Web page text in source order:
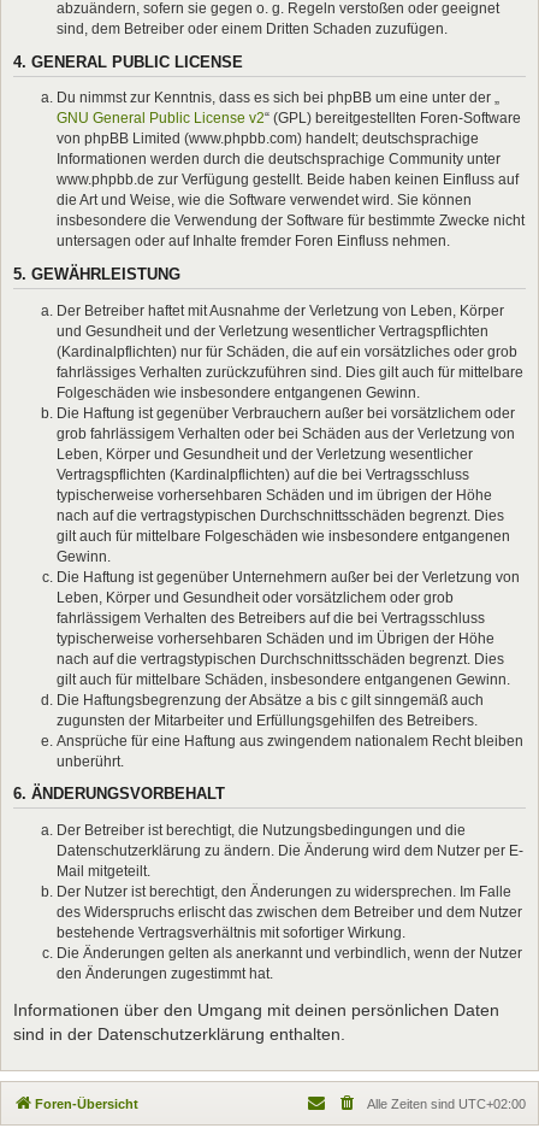
abzuändern, sofern sie gegen o. g. Regeln verstoßen oder geeignet
sind, dem Betreiber oder einem Dritten Schaden zuzufügen.
4. GENERAL PUBLIC LICENSE
Du nimmst zur Kenntnis, dass es sich bei phpBB um eine unter der „
GNU General Public License v2“ (GPL) bereitgestellten Foren-Software
von phpBB Limited (www.phpbb.com) handelt; deutschsprachige
Informationen werden durch die deutschsprachige Community unter
www.phpbb.de zur Verfügung gestellt. Beide haben keinen Einfluss auf
die Art und Weise, wie die Software verwendet wird. Sie können
insbesondere die Verwendung der Software für bestimmte Zwecke nicht
untersagen oder auf Inhalte fremder Foren Einfluss nehmen.
5. GEWÄHRLEISTUNG
Der Betreiber haftet mit Ausnahme der Verletzung von Leben, Körper
und Gesundheit und der Verletzung wesentlicher Vertragspflichten
(Kardinalpflichten) nur für Schäden, die auf ein vorsätzliches oder grob
fahrlässiges Verhalten zurückzuführen sind. Dies gilt auch für mittelbare
Folgeschäden wie insbesondere entgangenen Gewinn.
Die Haftung ist gegenüber Verbrauchern außer bei vorsätzlichem oder
grob fahrlässigem Verhalten oder bei Schäden aus der Verletzung von
Leben, Körper und Gesundheit und der Verletzung wesentlicher
Vertragspflichten (Kardinalpflichten) auf die bei Vertragsschluss
typischerweise vorhersehbaren Schäden und im übrigen der Höhe
nach auf die vertragstypischen Durchschnittsschäden begrenzt. Dies
gilt auch für mittelbare Folgeschäden wie insbesondere entgangenen
Gewinn.
Die Haftung ist gegenüber Unternehmern außer bei der Verletzung von
Leben, Körper und Gesundheit oder vorsätzlichem oder grob
fahrlässigem Verhalten des Betreibers auf die bei Vertragsschluss
typischerweise vorhersehbaren Schäden und im Übrigen der Höhe
nach auf die vertragstypischen Durchschnittsschäden begrenzt. Dies
gilt auch für mittelbare Schäden, insbesondere entgangenen Gewinn.
Die Haftungsbegrenzung der Absätze a bis c gilt sinngemäß auch
zugunsten der Mitarbeiter und Erfüllungsgehilfen des Betreibers.
Ansprüche für eine Haftung aus zwingendem nationalem Recht bleiben
unberührt.
6. ÄNDERUNGSVORBEHALT
Der Betreiber ist berechtigt, die Nutzungsbedingungen und die
Datenschutzerklärung zu ändern. Die Änderung wird dem Nutzer per E-
Mail mitgeteilt.
Der Nutzer ist berechtigt, den Änderungen zu widersprechen. Im Falle
des Widerspruchs erlischt das zwischen dem Betreiber und dem Nutzer
bestehende Vertragsverhältnis mit sofortiger Wirkung.
Die Änderungen gelten als anerkannt und verbindlich, wenn der Nutzer
den Änderungen zugestimmt hat.
Informationen über den Umgang mit deinen persönlichen Daten
sind in der Datenschutzerklärung enthalten.
Foren-Übersicht Alle Zeiten sind UTC+02:00